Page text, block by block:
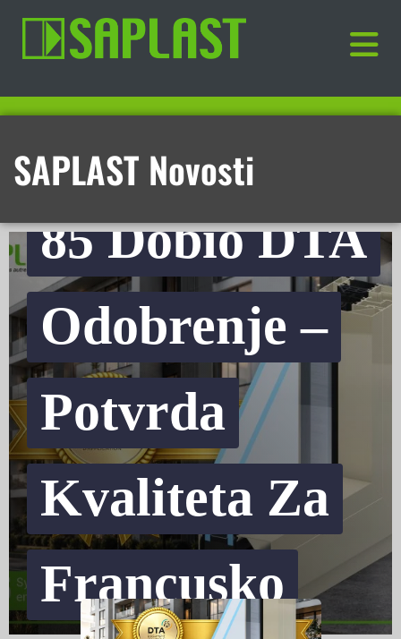
SAPLAST Novosti
SAPLAST ST
85 Dobio DTA
Odobrenje –
Potvrda
Kvaliteta Za
Francusko